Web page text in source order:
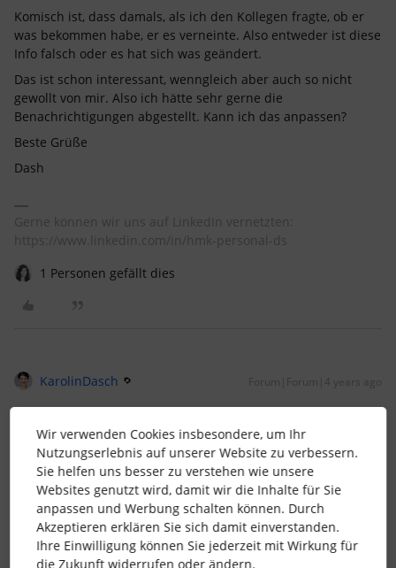
Komisch ist, dass damals, als ich den Kollegen fragte, ob er
was bekommen habe, er es verneinte. Also entweder ist diese
Info falsch oder es hat sich was geändert.
Das ist schon interessant, wenngleich aber auch so nicht
gewollt von mir. Also ich hätte sehr gerne die
Benachrichtigungen abgestellt. Kann ich das anpassen?
Beste Grüße
Dash
Gerne können wir uns auf LinkedIn vernetzten:
https://www.linkedin.com/in/hmk-personal-ds
1 Personen gefällt dies
KarolinDasch Forum|Forum|4 years ago
es ist tatsächlich so, wie es in dem Screenshot von
@Ankedargestellt wird, dass bei Veröffentlichung eines
Performance-Feedbacks unabhängig von den Zugriffsrechten
eine E-Mail an den Mitarbeiter und Vorgesetzten verschickt
wird. Haben die Mitarbeiter allerdings nicht mindestens ein
Ansichtsrecht auf Performance können sie die Feedbacks
nicht einsehen. Diese Benachrichtigung per E-Mail kann
Wir verwenden Cookies insbesondere, um Ihr
Nutzungserlebnis auf unserer Website zu verbessern.
Sie helfen uns besser zu verstehen wie unsere
Websites genutzt wird, damit wir die Inhalte für Sie
anpassen und Werbung schalten können. Durch
Akzeptieren erklären Sie sich damit einverstanden.
Ihre Einwilligung können Sie jederzeit mit Wirkung für
die Zukunft widerrufen oder ändern.